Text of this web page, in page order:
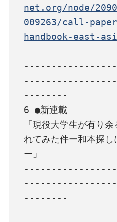
net.org/node/
009263/call-
handbook-east-
--------
6 ●新連載
「現役大学生が有り
れてみた件ー和本探し
ー」
--------